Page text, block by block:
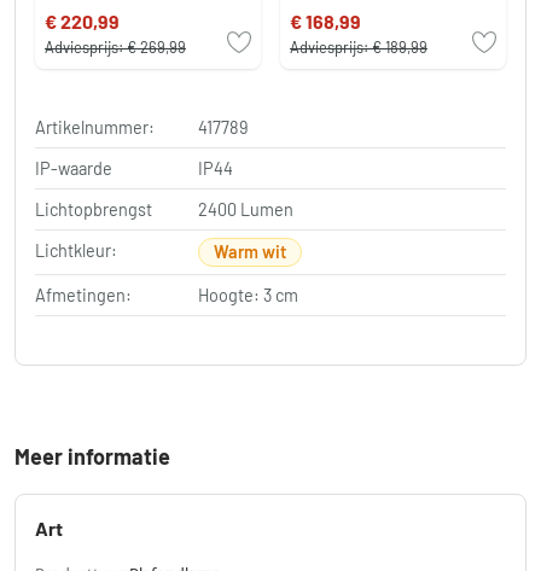
€ 220,99
Adviesprijs:€ 269,99
€ 168,99
Adviesprijs:€ 189,99
Artikelnummer:
417789
IP-waarde
IP44
Lichtopbrengst
2400 Lumen
Lichtkleur:
Warm wit
Afmetingen: Hoogte: 3 cm
Meer informatie
Art